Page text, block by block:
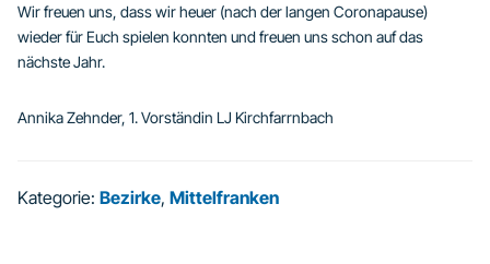
Wir freuen uns, dass wir heuer (nach der langen Coronapause)
wieder für Euch spielen konnten und freuen uns schon auf das
nächste Jahr.
Annika Zehnder, 1. Vorständin LJ Kirchfarrnbach
Kategorie: Bezirke, Mittelfranken